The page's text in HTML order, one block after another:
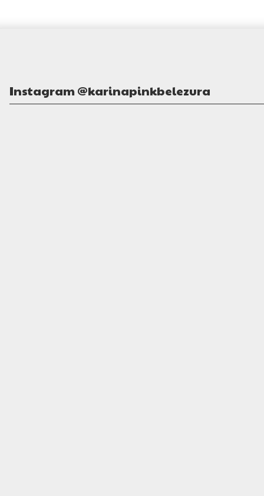
Instagram @karinapinkbelezura